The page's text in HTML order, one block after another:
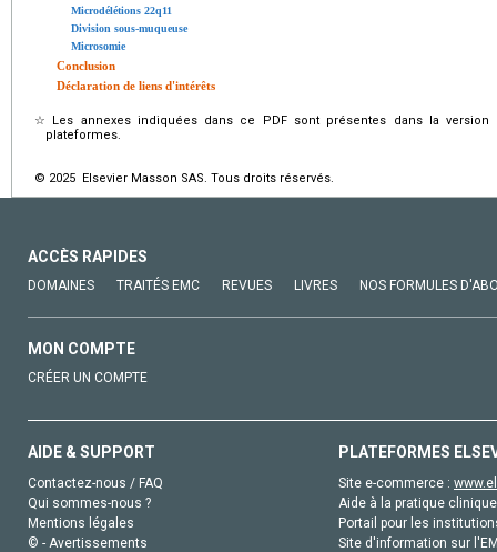
Microdélétions 22q11
Division sous-muqueuse
Microsomie
Conclusion
Déclaration de liens d'intérêts
☆
Les annexes indiquées dans ce PDF sont présentes dans la
plateformes.
© 2025 Elsevier Masson SAS. Tous droits réservés.
ACCÈS RAPIDES
DOMAINES TRAITÉS EMC REVUES LIVRES NOS FORMULES
MON COMPTE
CRÉER UN COMPTE
AIDE & SUPPORT
Contactez-nous / FAQ
Qui sommes-nous ?
Mentions légales
© - Avertissements
PLATEFORMES
Site e-commerce :
Aide à la pratique
Portail pour les
Site d'information sur